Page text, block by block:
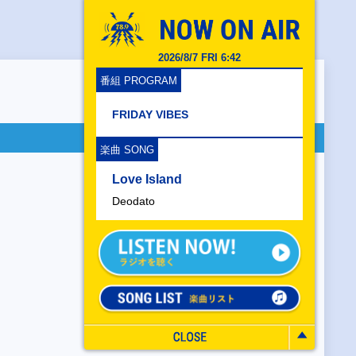
2026/8/7 FRI 6:42
番組 PROGRAM
FRIDAY VIBES
楽曲 SONG
Love Island
Deodato